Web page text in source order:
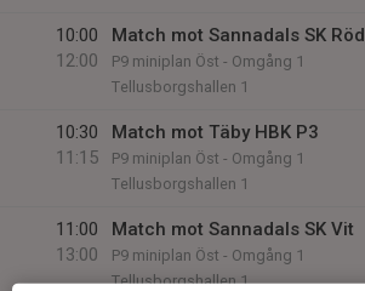
10:00
12:00
Match mot Sannadals SK Röd
P9 miniplan Öst - Omgång 1
Tellusborgshallen 1
10:30
11:15
Match mot Täby HBK P3
P9 miniplan Öst - Omgång 1
Tellusborgshallen 1
11:00
13:00
Match mot Sannadals SK Vit
P9 miniplan Öst - Omgång 1
Tellusborgshallen 1